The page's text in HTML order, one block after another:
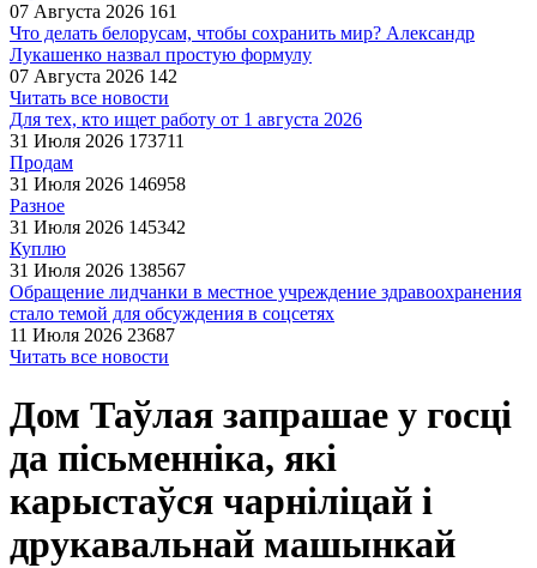
07 Августа 2026 161
Что делать белорусам, чтобы сохранить мир? Александр
Лукашенко назвал простую формулу
07 Августа 2026 142
Читать все новости
Для тех, кто ищет работу от 1 августа 2026
31 Июля 2026 173711
Продам
31 Июля 2026 146958
Разное
31 Июля 2026 145342
Куплю
31 Июля 2026 138567
Обращение лидчанки в местное учреждение здравоохранения
стало темой для обсуждения в соцсетях
11 Июля 2026 23687
Читать все новости
Дом Таўлая запрашае у госці
да пісьменніка, які
карыстаўся чарніліцай і
друкавальнай машынкай